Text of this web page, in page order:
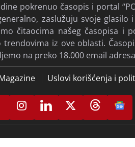
pokrenuo časopis i portal
zaslužuju svoje
čitaocima našeg časopisa i
iz ove oblasti.
na preko 18.000 email
Uslovi korišćenja i